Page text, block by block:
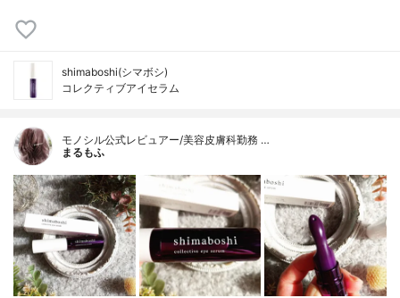
shimaboshi(シマボシ)
コレクティブアイセラム
モノシル公式レビュアー/美容皮膚科勤務 …
まるもふ